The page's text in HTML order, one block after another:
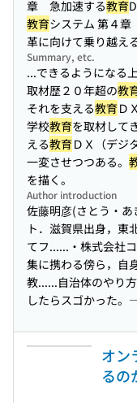
章 急加速する教育
教育システム 第４章
革に向けて乗り越え
Summary, etc.
...できるようになる
取材歴２０年超の教
それを支える教育Ｄ
学校教育を取材して
える教育ＤＸ（デジ
一変させつつある。
を描く。
Author introduction
佐藤明彦(さとう・あ
ト．滋賀県出身，東
てフ......・株式会社
集に携わる傍ら，自
教......自治体のやり
したらスゴかった
オン
るの